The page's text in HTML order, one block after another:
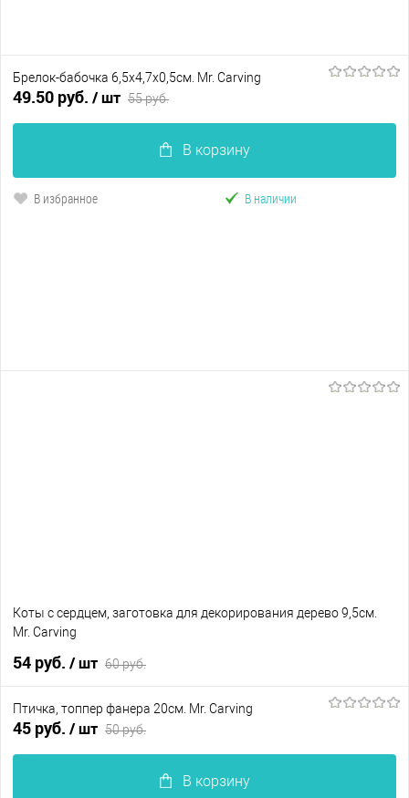
Брелок-бабочка 6,5х4,7х0,5см. Mr. Carving
49.50 руб. / шт 55 руб.
В корзину
В избранное В наличии
Коты с сердцем, заготовка для декорирования дерево 9,5см.
Mr. Carving
54 руб. / шт 60 руб.
В корзину
Птичка, топпер фанера 20см. Mr. Carving
45 руб. / шт 50 руб.
В корзину